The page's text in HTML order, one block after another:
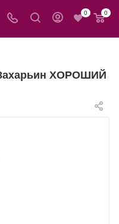
0 0
ХОРОШИЙ